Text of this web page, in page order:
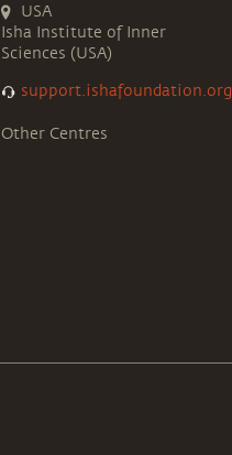
USA
Isha Institute of Inner
Sciences (USA)
support.ishafoundation.org
Other Centres